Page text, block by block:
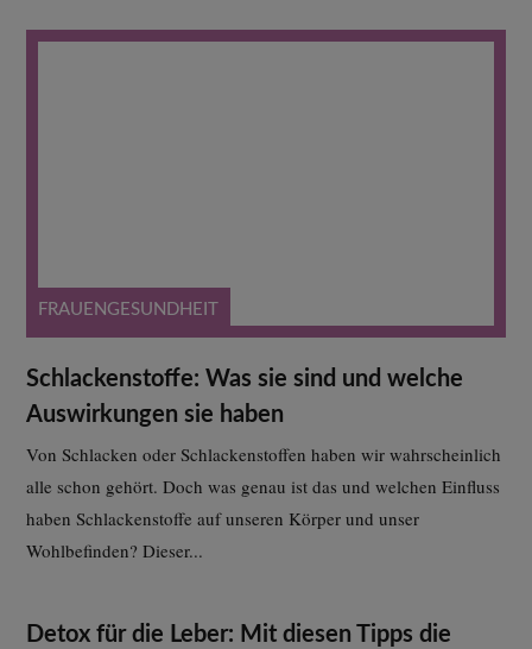
FRAUENGESUNDHEIT
Schlackenstoffe: Was sie sind und welche
Auswirkungen sie haben
Von Schlacken oder Schlackenstoffen haben wir wahrscheinlich
alle schon gehört. Doch was genau ist das und welchen Einfluss
haben Schlackenstoffe auf unseren Körper und unser
Wohlbefinden? Dieser...
Detox für die Leber: Mit diesen Tipps die